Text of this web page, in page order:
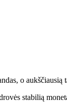
o aukščiausią
stabilią